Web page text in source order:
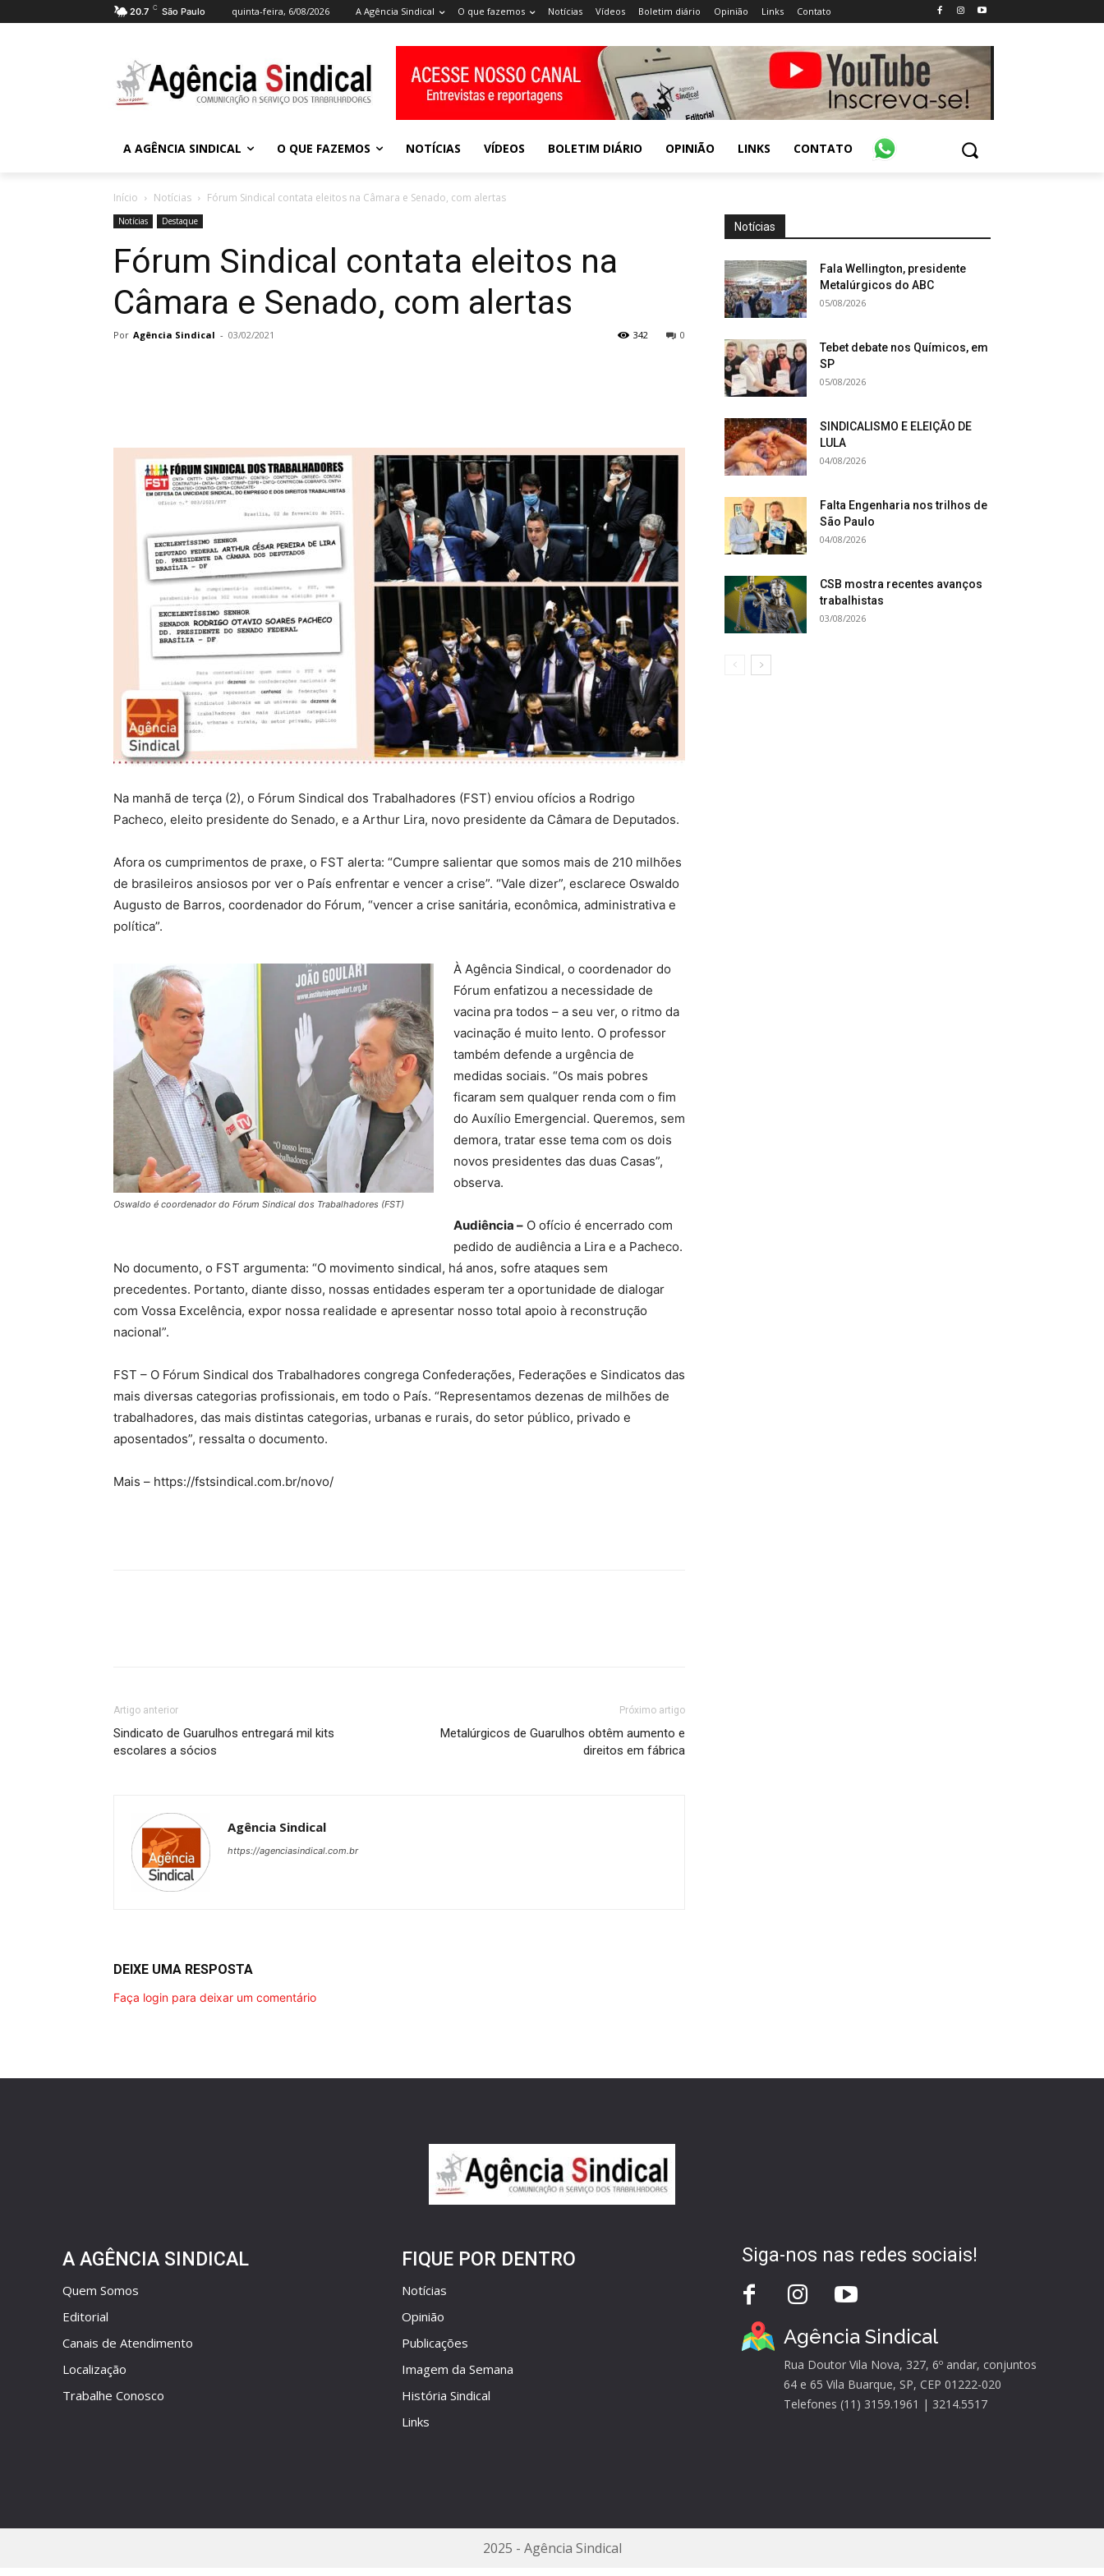
20.7 C São Paulo quinta-feira, 6/08/2026 A Agência Sindical O que fazemos Notícias Vídeos Boletim diário Opinião Links Contato
A AGÊNCIA SINDICAL O QUE FAZEMOS NOTÍCIAS VÍDEOS BOLETIM DIÁRIO OPINIÃO LINKS CONTATO
Início Notícias Fórum Sindical contata eleitos na Câmara e Senado, com alertas
Notícias Destaque
Fórum Sindical contata eleitos na
Câmara e Senado, com alertas
Por Agência Sindical - 03/02/2021 0
342
Na manhã de terça (2), o Fórum Sindical dos Trabalhadores (FST) enviou ofícios a Rodrigo
Pacheco, eleito presidente do Senado, e a Arthur Lira, novo presidente da Câmara de Deputados.
Afora os cumprimentos de praxe, o FST alerta: “Cumpre salientar que somos mais de 210 milhões
de brasileiros ansiosos por ver o País enfrentar e vencer a crise”. “Vale dizer”, esclarece Oswaldo
Augusto de Barros, coordenador do Fórum, “vencer a crise sanitária, econômica, administrativa e
política”.
Oswaldo é coordenador do Fórum Sindical dos Trabalhadores (FST)
À Agência Sindical, o coordenador do
Fórum enfatizou a necessidade de
vacina pra todos – a seu ver, o ritmo da
vacinação é muito lento. O professor
também defende a urgência de
medidas sociais. “Os mais pobres
ficaram sem qualquer renda com o fim
do Auxílio Emergencial. Queremos, sem
demora, tratar esse tema com os dois
novos presidentes das duas Casas”,
observa.
Audiência – O ofício é encerrado com
pedido de audiência a Lira e a Pacheco.
No documento, o FST argumenta: “O movimento sindical, há anos, sofre ataques sem
precedentes. Portanto, diante disso, nossas entidades esperam ter a oportunidade de dialogar
com Vossa Excelência, expor nossa realidade e apresentar nosso total apoio à reconstrução
nacional”.
FST – O Fórum Sindical dos Trabalhadores congrega Confederações, Federações e Sindicatos das
mais diversas categorias profissionais, em todo o País. “Representamos dezenas de milhões de
trabalhadores, das mais distintas categorias, urbanas e rurais, do setor público, privado e
aposentados”, ressalta o documento.
Mais – https://fstsindical.com.br/novo/
Artigo anterior
Sindicato de Guarulhos entregará mil kits
escolares a sócios
Próximo artigo
Metalúrgicos de Guarulhos obtêm aumento e
direitos em fábrica
Agência Sindical
https://agenciasindical.com.br
DEIXE UMA RESPOSTA
Faça login para deixar um comentário
Notícias
Fala Wellington, presidente
Metalúrgicos do ABC
05/08/2026
Tebet debate nos Químicos, em
SP
05/08/2026
SINDICALISMO E ELEIÇÃO DE
LULA
04/08/2026
Falta Engenharia nos trilhos de
São Paulo
04/08/2026
CSB mostra recentes avanços
trabalhistas
03/08/2026
A AGÊNCIA SINDICAL
Quem Somos
Editorial
Canais de Atendimento
Localização
Trabalhe Conosco
FIQUE POR DENTRO
Notícias
Opinião
Publicações
Imagem da Semana
História Sindical
Links
Siga-nos nas redes sociais!
Agência Sindical
Rua Doutor Vila Nova, 327, 6º andar, conjuntos
64 e 65 Vila Buarque, SP, CEP 01222-020
Telefones (11) 3159.1961 | 3214.5517
2025 - Agência Sindical